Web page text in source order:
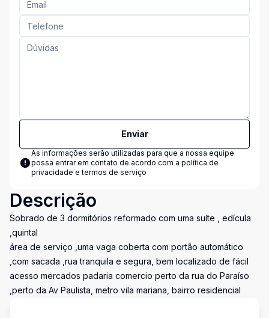
Enviar
As informações serão utilizadas para que a nossa equipe
possa entrar em contato de acordo com a política de
privacidade e termos de serviço
Descrição
Sobrado de 3 dormitórios reformado com uma suíte , edícula
,quintal
área de serviço ,uma vaga coberta com portão automático
,com sacada ,rua tranquila e segura, bem localizado de fácil
acesso mercados padaria comercio perto da rua do Paraíso
,perto da Av Paulista, metro vila mariana, bairro residencial